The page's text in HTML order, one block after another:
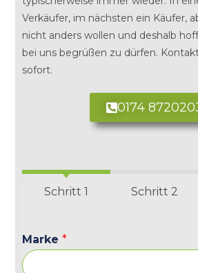
Verkäufer, im nächsten ein Käufer,
nicht anders wollen und deshalb
bei uns begrüßen zu dürfen.
sofort.
0174
Schritt 1 Schritt 2
Marke*